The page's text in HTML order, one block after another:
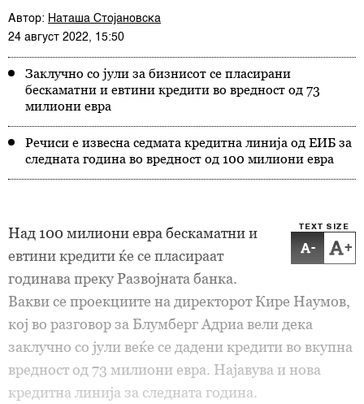
Автор: Наташа Стојановска
24 август 2022, 15:50
Заклучно со јули за бизнисот се пласирани
бескаматни и евтини кредити во вредност од 73
милиони евра
Речиси е извесна седмата кредитна линија од ЕИБ за
следната година во вредност од 100 милиони евра
TEXT SIZE
- +
Над 100 милиони евра бескаматни и
евтини кредити ќе се пласираат
годинава преку Развојната банка.
Вакви се проекциите на директорот Кире Наумов,
кој во разговор за Блумберг Адриа вели дека
заклучно со јули веќе се дадени кредити во вкупна
вредност од 73 милиони евра. Најавува и нова
кредитна линија за следната година.